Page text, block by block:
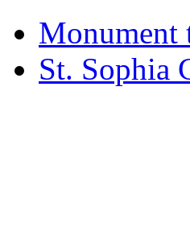
Monument
St. Sophia